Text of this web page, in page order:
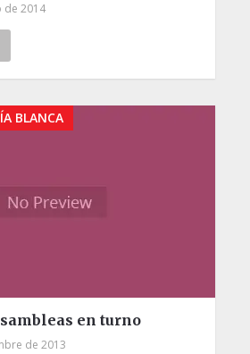
de 2014
BLANCA
en turno
de 2013